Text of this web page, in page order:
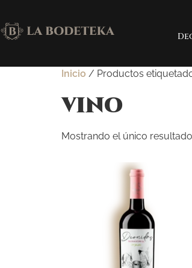
Inicio / Productos
vino
Mostrando el único resultado